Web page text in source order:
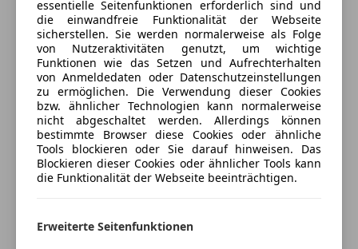
LED-Tagfahrlicht
Müdigkeitswarnsystem
Notbremsassistent
Seitenairbag
Servolenkung
Spurhalteassistent
Tagfahrlicht
Totwinkel-Assistent
Traktionskontrolle
Wegfahrsperre
Extras
7612/63311-441
Regau (4845) - Herr Meris Memic - +43 (0) 7672/26500-
651
Regau (4845) - Frau Simone Forstinger - +43 (0)
7672/26500-654
Wir beraten Sie über individuelle Kredit- oder
Leasingfinanzierungen sowie eine günstige
Fahrzeugversicherung.
Beschreibungsfehler.
Freischaden-Gutschein ab Stufe 0
Auto einfach online versichern & Rabatt holen
Jetzt berechnen
Verkäufer Händler
Sternebewertung 4.5 von 5
4,5Sterne
essentielle Seitenfunktionen erforderlich sind und
die einwandfreie Funktionalität der Webseite
sicherstellen. Sie werden normalerweise als Folge
von Nutzeraktivitäten genutzt, um wichtige
Funktionen wie das Setzen und Aufrechterhalten
von Anmeldedaten oder Datenschutzeinstellungen
zu ermöglichen. Die Verwendung dieser Cookies
bzw. ähnlicher Technologien kann normalerweise
nicht abgeschaltet werden. Allerdings können
bestimmte Browser diese Cookies oder ähnliche
Tools blockieren oder Sie darauf hinweisen. Das
Blockieren dieser Cookies oder ähnlicher Tools kann
die Funktionalität der Webseite beeinträchtigen.
Erweiterte Seitenfunktionen